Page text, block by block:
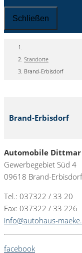
Schließen
Standorte
Brand-Erbisdorf
Brand-Erbisdorf
Automobile Dittmar
Gewerbegebiet Süd 4
09618 Brand-Erbisdorf
Tel.: 037322 / 33 20
Fax: 037322 / 33 226
info@autohaus-
facebook